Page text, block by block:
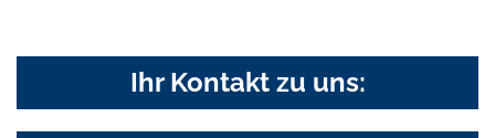
Ihr Kontakt zu uns: